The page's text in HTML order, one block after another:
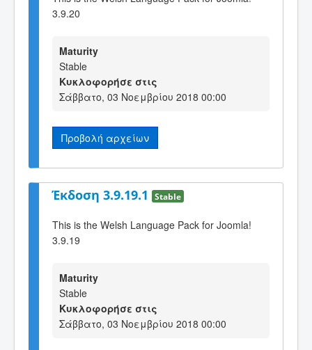
3.9.20
Maturity
Stable
Κυκλοφορήσε στις
Σάββατο, 03 Νοεμβρίου 2018 00:00
Προβολή αρχείων
Έκδοση 3.9.19.1 Stable
This is the Welsh Language Pack for Joomla!
3.9.19
Maturity
Stable
Κυκλοφορήσε στις
Σάββατο, 03 Νοεμβρίου 2018 00:00